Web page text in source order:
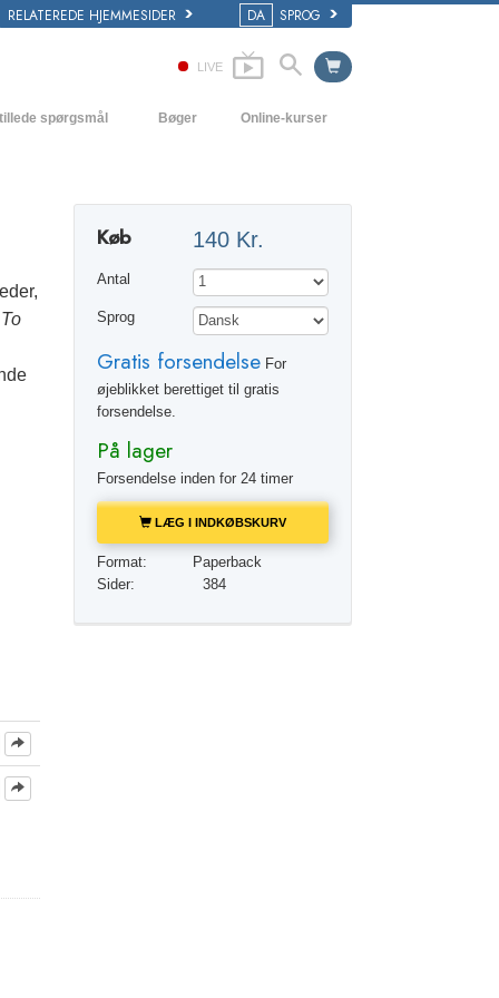
RELATEREDE HJEMMESIDER DA SPROG
LIVE
spørgsmål
organisationerne
Bøger
Lydbøger
Introducerende foredrag
Online-kurser
Tilværelsens dynamikker
Forståelse
Løsninger til hjælp mod de farlige
Integritet og ærlighed
Følelsernes toneskala
Løsningen på stoffer
Børn
To
Køb 140 Kr.
Antal
Sprog
Gratis forsendelseFor
øjeblikket berettiget til gratis
forsendelse.
På lager
Forsendelse inden for 24 timer
LÆG I INDKØBSKURV
Format:
Paperback
Sider:
384